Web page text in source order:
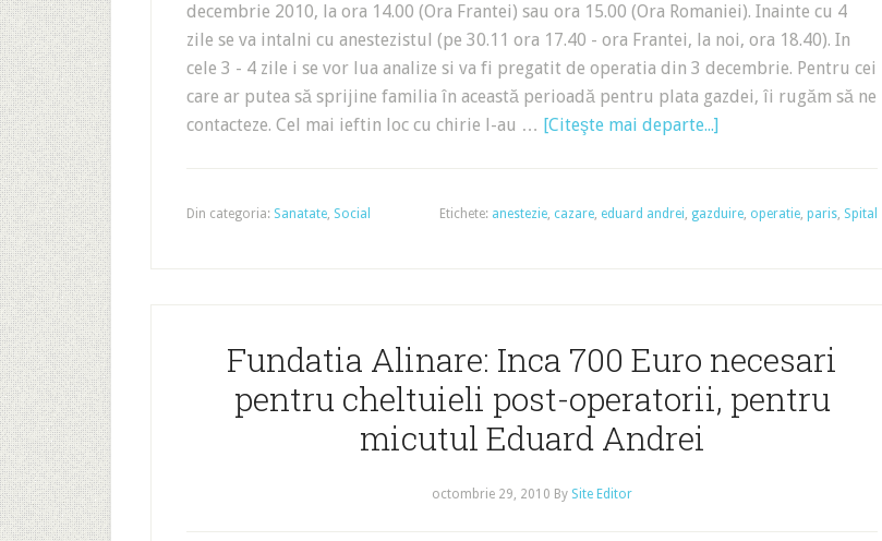
decembrie 2010, la ora 14.00 (Ora Frantei) sau ora 15.00 (Ora Romaniei). Inainte cu 4
zile se va intalni cu anestezistul (pe 30.11 ora 17.40 - ora Frantei, la noi, ora 18.40). In
cele 3 - 4 zile i se vor lua analize si va fi pregatit de operatia din 3 decembrie. Pentru cei
care ar putea să sprijine familia în această perioadă pentru plata gazdei, îi rugăm să ne
contacteze. Cel mai ieftin loc cu chirie l-au … [Citeşte mai departe...]
Din categoria: Sanatate, Social Etichete: anestezie, cazare, eduard andrei, gazduire, operatie, paris, Spital
Fundatia Alinare: Inca 700 Euro necesari
pentru cheltuieli post-operatorii, pentru
micutul Eduard Andrei
octombrie 29, 2010 By Site Editor